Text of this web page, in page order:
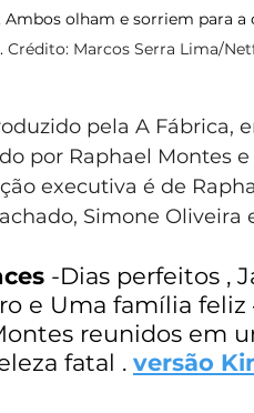
olham e sorriem para
Crédito: Marcos Serra Lima/
pela A Fábrica,
por Raphael Montes
executiva é de
Simone Oliveira
-Dias perfeitos ,
e Uma família
reunidos em
fatal . versão